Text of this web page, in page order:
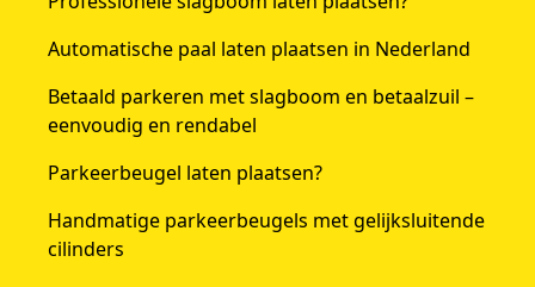
Automatische paal laten plaatsen in Nederland
Betaald parkeren met slagboom en betaalzuil –
eenvoudig en rendabel
Parkeerbeugel laten plaatsen?
Handmatige parkeerbeugels met gelijksluitende
cilinders